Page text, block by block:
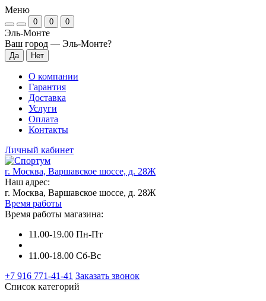
Меню
0 0 0
Эль-Монте
Ваш город — Эль-Монте?
О компании
Гарантия
Доставка
Услуги
Оплата
Контакты
Личный кабинет
г. Москва, Варшавское шоссе, д. 28Ж
Наш адрес:
г. Москва, Варшавское шоссе, д. 28Ж
Время работы
Время работы магазина:
11.00-19.00 Пн-Пт
11.00-18.00 Сб-Вс
+7 916 771-41-41 Заказать звонок
Список категорий